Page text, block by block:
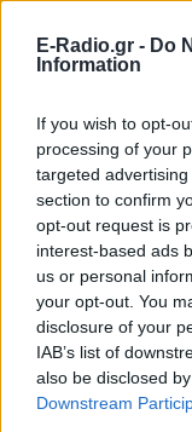
E-Radio.gr - Do
Information
If you wish to opt-
processing of your
targeted
section to confirm
opt-out request is
interest-based ads
us or personal
your opt-out. You
disclosure of your
IAB’s list of
also be disclosed
Downstream
https://t.co/
2021
[ΠΗΓΗ]